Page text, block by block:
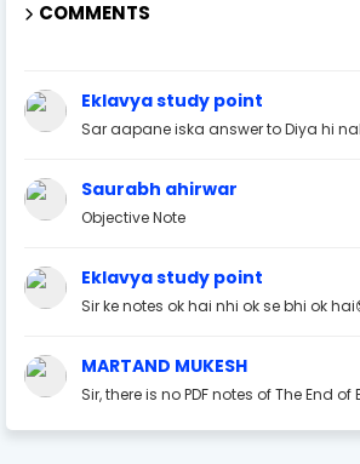
COMMENTS
Eklavya study point
Sar aapane iska answer to Diya hi
Saurabh ahirwar
Objective Note
Eklavya study point
Sir ke notes ok hai nhi ok se bhi ok
MARTAND MUKESH
Sir, there is no PDF notes of The End of